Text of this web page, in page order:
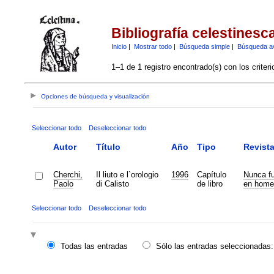
Bibliografía
Inicio| Mostrar todo| Búsqueda simple| Búsqueda
1–1 de 1 registro encontrado(s) con los
Opciones de búsqueda y visualización
Seleccionar todo Deseleccionar todo
Autor Título Año Tipo Revista
Cherchi,
Paolo
Il liuto e l`orologio
di Calisto
1996
Capítulo
de libro
Nunca
en
Seleccionar todo Deseleccionar todo
Todas las entradas
Sólo las entradas seleccionadas: